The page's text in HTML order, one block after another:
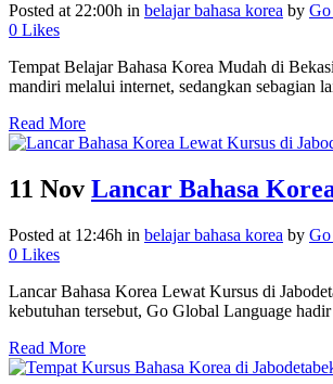
Posted at 22:00h in belajar bahasa korea by
0 Likes
Tempat Belajar Bahasa Korea Mudah di
mandiri melalui internet, sedangkan sebagian
Read More
11 Nov Lancar Bahasa
Posted at 12:46h in belajar bahasa korea by
0 Likes
Lancar Bahasa Korea Lewat Kursus di
kebutuhan tersebut, Go Global Language
Read More